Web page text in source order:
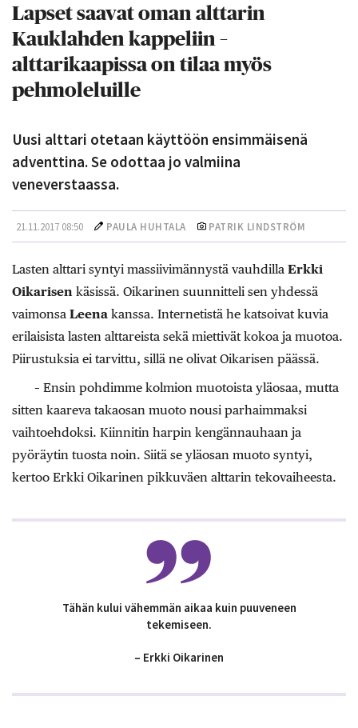
Lapset saavat oman alttarin
Kauklahden kappeliin –
alttarikaapissa on tilaa myös
pehmoleluille
Uusi alttari otetaan käyttöön ensimmäisenä
adventtina. Se odottaa jo valmiina
veneverstaassa.
21.11.2017 08:50 PAULA HUHTALA PATRIK LINDSTRÖM
Lasten alttari syntyi massiivimännystä vauhdilla Erkki
Oikarisen käsissä. Oikarinen suunnitteli sen yhdessä
vaimonsa Leena kanssa. Internetistä he katsoivat kuvia
erilaisista lasten alttareista sekä miettivät kokoa ja muotoa.
Piirustuksia ei tarvittu, sillä ne olivat Oikarisen päässä.
– Ensin pohdimme kolmion muotoista yläosaa, mutta
sitten kaareva takaosan muoto nousi parhaimmaksi
vaihtoehdoksi. Kiinnitin harpin kengännauhaan ja
pyöräytin tuosta noin. Siitä se yläosan muoto syntyi,
kertoo Erkki Oikarinen pikkuväen alttarin tekovaiheesta.
Tähän kului vähemmän aikaa kuin puuveneen
tekemiseen.
– Erkki Oikarinen